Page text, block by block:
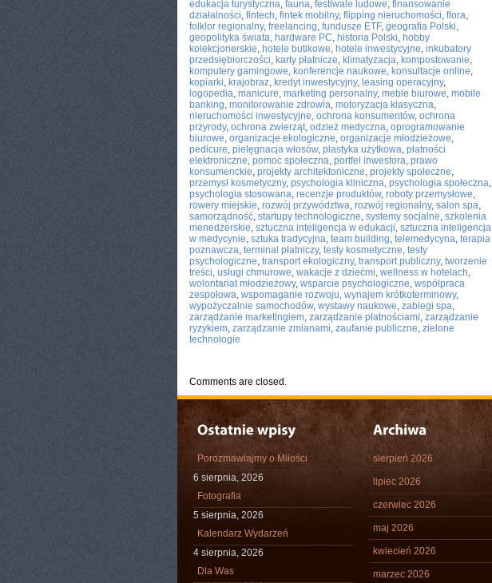
edukacja turystyczna, fauna, festiwale ludowe, finansowanie
działalności, fintech, fintek mobilny, flipping nieruchomości, flora,
folklor regionalny, freelancing, fundusze ETF, geografia Polski,
geopolityka świata, hardware PC, historia Polski, hobby
kolekcjonerskie, hotele butikowe, hotele inwestycyjne, inkubatory
przedsiębiorczości, karty płatnicze, klimatyzacja, kompostowanie,
komputery gamingowe, konferencje naukowe, konsultacje online,
kopiarki, krajobraz, kredyt inwestycyjny, leasing operacyjny,
logopedia, manicure, marketing personalny, meble biurowe, mobile
banking, monitorowanie zdrowia, motoryzacja klasyczna,
nieruchomości inwestycyjne, ochrona konsumentów, ochrona
przyrody, ochrona zwierząt, odzież medyczna, oprogramowanie
biurowe, organizacje ekologiczne, organizacje młodzieżowe,
pedicure, pielęgnacja włosów, plastyka użytkowa, płatności
elektroniczne, pomoc społeczna, portfel inwestora, prawo
konsumenckie, projekty architektoniczne, projekty społeczne,
przemysł kosmetyczny, psychologia kliniczna, psychologia społeczna,
psychologia stosowana, recenzje produktów, roboty przemysłowe,
rowery miejskie, rozwój przywództwa, rozwój regionalny, salon spa,
samorządność, startupy technologiczne, systemy socjalne, szkolenia
menedżerskie, sztuczna inteligencja w edukacji, sztuczna inteligencja
w medycynie, sztuka tradycyjna, team building, telemedycyna, terapia
poznawcza, terminal płatniczy, testy kosmetyczne, testy
psychologiczne, transport ekologiczny, transport publiczny, tworzenie
treści, usługi chmurowe, wakacje z dziećmi, wellness w hotelach,
wolontariat młodzieżowy, wsparcie psychologiczne, współpraca
zespołowa, wspomaganie rozwoju, wynajem krótkoterminowy,
wypożyczalnie samochodów, wystawy naukowe, zabiegi spa,
zarządzanie marketingiem, zarządzanie płatnościami, zarządzanie
ryzykiem, zarządzanie zmianami, zaufanie publiczne, zielone
technologie
Comments are closed.
Porozmawiajmy o Miłości
6 sierpnia, 2026
Fotografia
5 sierpnia, 2026
Kalendarz Wydarzeń
4 sierpnia, 2026
Dla Was
sierpień 2026
lipiec 2026
czerwiec 2026
maj 2026
kwiecień 2026
marzec 2026